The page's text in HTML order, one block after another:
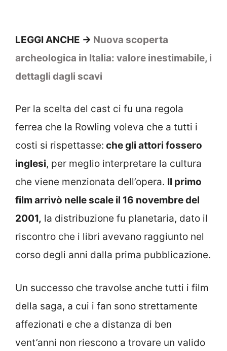
LEGGI ANCHE -> Nuova scoperta
archeologica in Italia: valore inestimabile, i
dettagli dagli scavi
Per la scelta del cast ci fu una regola
ferrea che la Rowling voleva che a tutti i
costi si rispettasse: che gli attori fossero
inglesi, per meglio interpretare la cultura
che viene menzionata dell’opera. Il primo
film arrivò nelle scale il 16 novembre del
2001, la distribuzione fu planetaria, dato il
riscontro che i libri avevano raggiunto nel
corso degli anni dalla prima pubblicazione.
Un successo che travolse anche tutti i film
della saga, a cui i fan sono strettamente
affezionati e che a distanza di ben
vent’anni non riescono a trovare un valido